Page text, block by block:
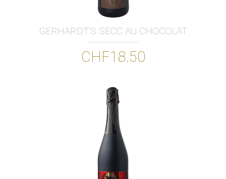
GERHARDT'S SECC AU CHOCOLAT
CHF18.50